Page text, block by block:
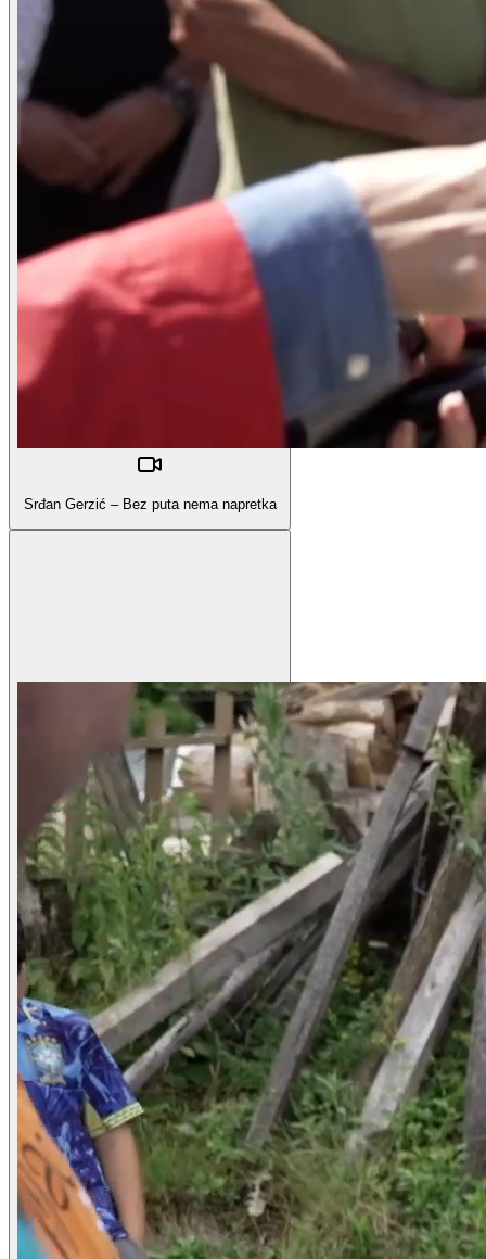
Srđan Gerzić – Bez puta nema napretka